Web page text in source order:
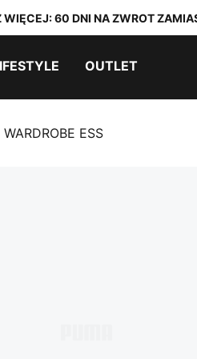
WIĘCEJ: 60 DNI NA ZWROT
OUTLET
ESS